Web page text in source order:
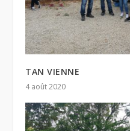
TAN VIENNE
4 août 2020